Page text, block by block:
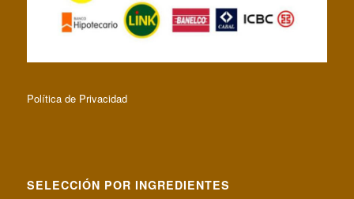
Política de Privacidad
SELECCIÓN POR INGREDIENTES